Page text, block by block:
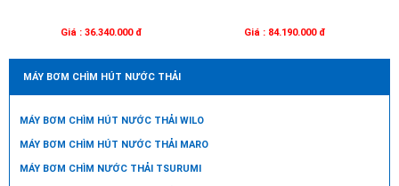
Giá : 36.340.000 đ Giá : 84.190.000 đ
MÁY BƠM CHÌM HÚT NƯỚC THẢI
MÁY BƠM CHÌM HÚT NƯỚC THẢI WILO
MÁY BƠM CHÌM HÚT NƯỚC THẢI MARO
MÁY BƠM CHÌM NƯỚC THẢI TSURUMI